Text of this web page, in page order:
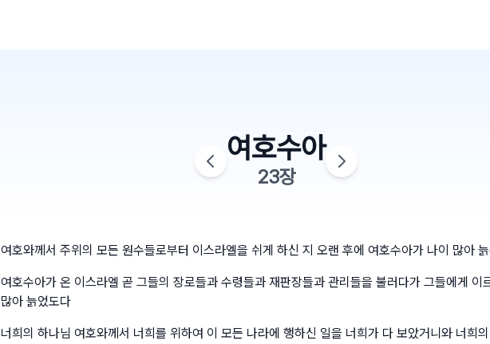
여호수아
23장
여호와께서 주위의 모든 원수들로부터 이스라엘을 쉬게 하신 지 오랜 후에 여호수아가 나이 많아
여호수아가 온 이스라엘 곧 그들의 장로들과 수령들과 재판장들과 관리들을 불러다가 그들에게 이
많아 늙었도다
너희의 하나님 여호와께서 너희를 위하여 이 모든 나라에 행하신 일을 너희가 다 보았거니와 너희